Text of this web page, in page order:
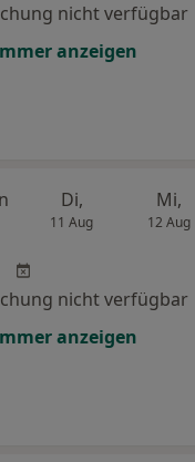
nicht verfügbar
anzeigen
Di,
11 Aug
Mi,
12 Aug
nicht verfügbar
anzeigen